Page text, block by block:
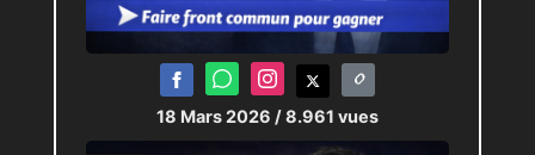
18 Mars 2026 / 8.961 vues